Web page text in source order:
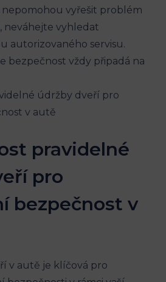
vyřešit problém
⁣neváhejte vyhledat​
autorizovaného servisu.
bezpečnost vždy připadá na
pravidelné
pro
bezpečnost ​v
v autě je klíčová pro